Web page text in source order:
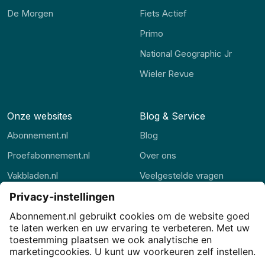
De Morgen
Fiets Actief
Primo
National Geographic Jr
Wieler Revue
Onze websites
Abonnement.nl
Proefabonnement.nl
Vakbladen.nl
Abonnement.be
Thuisstudie.nl
Blog & Service
Blog
Over ons
Veelgestelde vragen